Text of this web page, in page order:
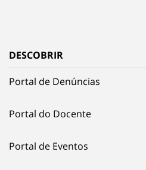
DESCOBRIR
Portal de Denúncias
Portal do Docente
Portal de Eventos